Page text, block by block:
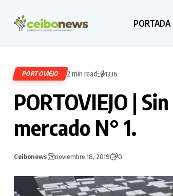
PORTADA
PORTOVIEJO 2 min read 1336
PORTOVIEJO |
mercado N° 1.
Ceibonews noviembre 18, 2019 0